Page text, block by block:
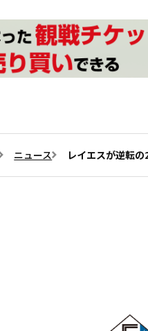
ニュース レイエスが逆転